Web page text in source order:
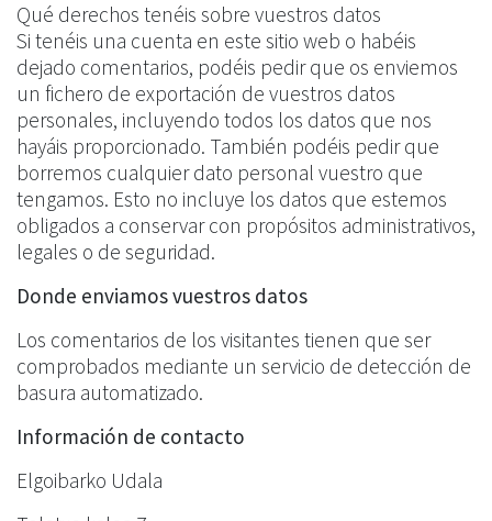
Qué derechos tenéis sobre vuestros datos
Si tenéis una cuenta en este sitio web o habéis
dejado comentarios, podéis pedir que os enviemos
un fichero de exportación de vuestros datos
personales, incluyendo todos los datos que nos
hayáis proporcionado. También podéis pedir que
borremos cualquier dato personal vuestro que
tengamos. Esto no incluye los datos que estemos
obligados a conservar con propósitos administrativos,
legales o de seguridad.
Donde enviamos vuestros datos
Los comentarios de los visitantes tienen que ser
comprobados mediante un servicio de detección de
basura automatizado.
Información de contacto
Elgoibarko Udala